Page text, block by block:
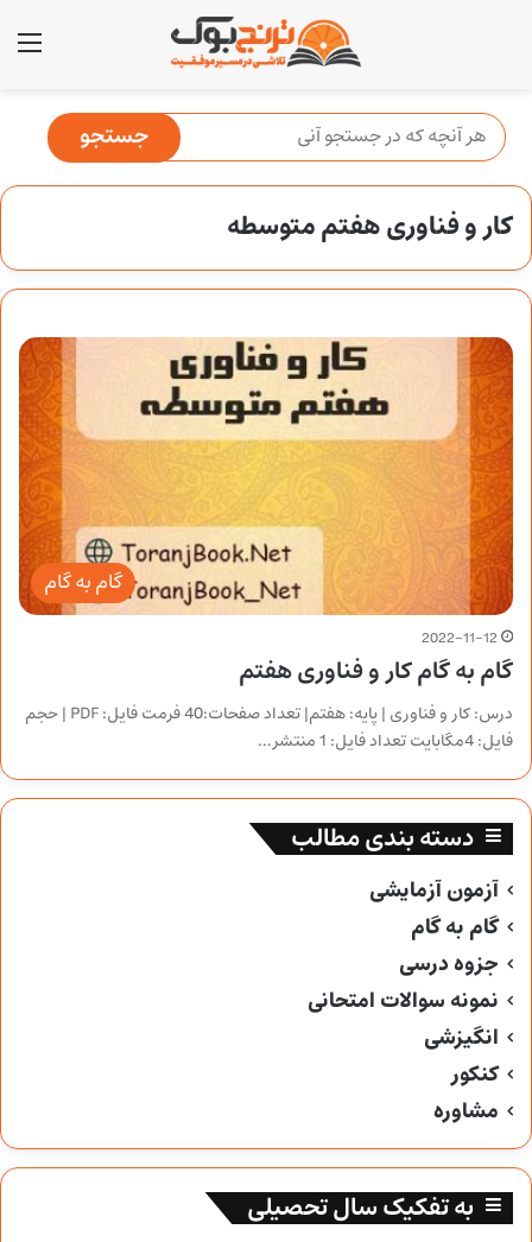
کار و فناوری هفتم متوسطه
گام به گام
2022-11-12
گام به گام کار و فناوری هفتم
درس: کار و فناوری | پایه: هفتم| تعداد صفحات:40 فرمت فایل: PDF | حجم
فایل: 4مگابایت تعداد فایل: 1 منتشر…
دسته بندی مطالب
آزمون آزمایشی
گام به گام
جزوه درسی
نمونه سوالات امتحانی
انگیزشی
کنکور
مشاوره
به تفکیک سال تحصیلی